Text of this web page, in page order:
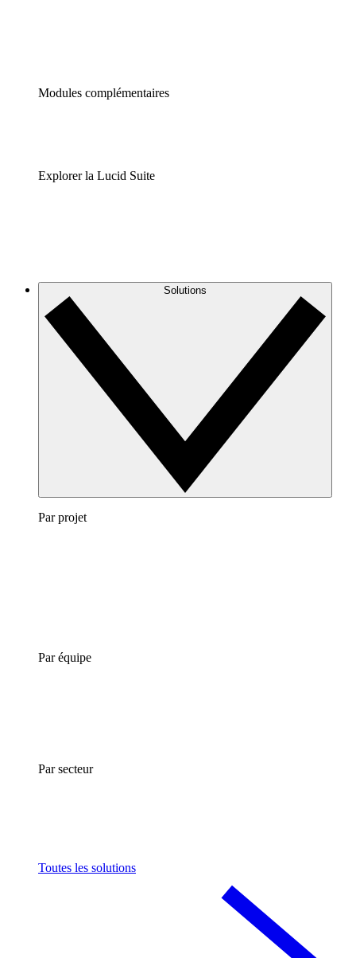
Modules complémentaires
Explorer la Lucid Suite
Solutions
Par projet
Par équipe
Par secteur
Toutes les solutions